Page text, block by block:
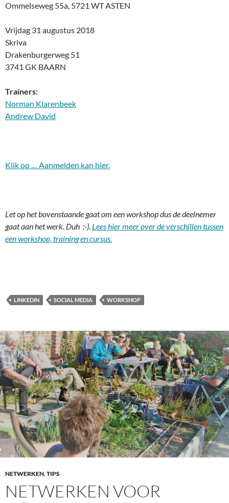
Ommelseweg 55a, 5721 WT ASTEN
Vrijdag 31 augustus 2018
Skriva
Drakenburgerweg 51
3741 GK BAARN
Trainers:
Norman Klarenbeek
Andrew David
Klik op … Aanmelden kan hier.
Let op het bovenstaande gaat om een workshop dus de deelnemer
gaat aan het werk. Duh ;-). Lees hier meer over de verschillen tussen
een workshop, training en cursus.
LINKEDIN SOCIAL MEDIA WORKSHOP
NETWERKEN,TIPS
NETWERKEN VOOR